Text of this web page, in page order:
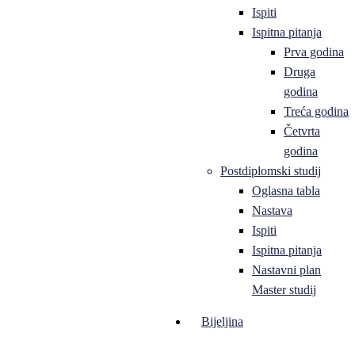
Ispiti
Ispitna pitanja
Prva godina
Druga
godina
Treća godina
Četvrta
godina
Postdiplomski studij
Oglasna tabla
Nastava
Ispiti
Ispitna pitanja
Nastavni plan
Master studij
Bijeljina